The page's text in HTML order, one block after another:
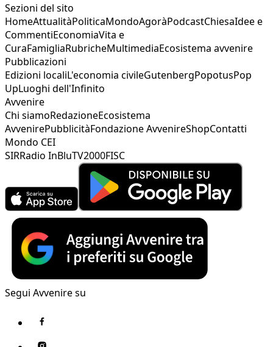
Sezioni del sito
HomeAttualitàPoliticaMondoAgoràPodcastChiesaIdee e
CommentiEconomiaVita e
CuraFamigliaRubricheMultimediaEcosistema avvenire
Pubblicazioni
Edizioni localiL'economia civileGutenbergPopotusPop
UpLuoghi dell'Infinito
Avvenire
Chi siamoRedazioneEcosistema
AvvenirePubblicitàFondazione AvvenireShopContatti
Mondo CEI
SIRRadio InBluTV2000FISC
Segui Avvenire su